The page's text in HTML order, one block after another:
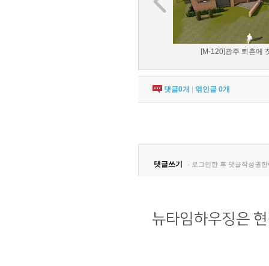
[M-120]광주 퇴촌에
댓글0개 엮인글 0개